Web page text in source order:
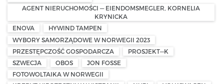
AGENT NIERUCHOMOŚCI — EIENDOMSMEGLER, KORNELIA
KRYNICKA
ENOVA
HYWIND TAMPEN
WYBORY SAMORZĄDOWE W NORWEGII 2023
PRZESTĘPCZOŚĆ GOSPODARCZA
PROSJEKT—K
SZWECJA
OBOS
JON FOSSE
FOTOWOLTAIKA W NORWEGII